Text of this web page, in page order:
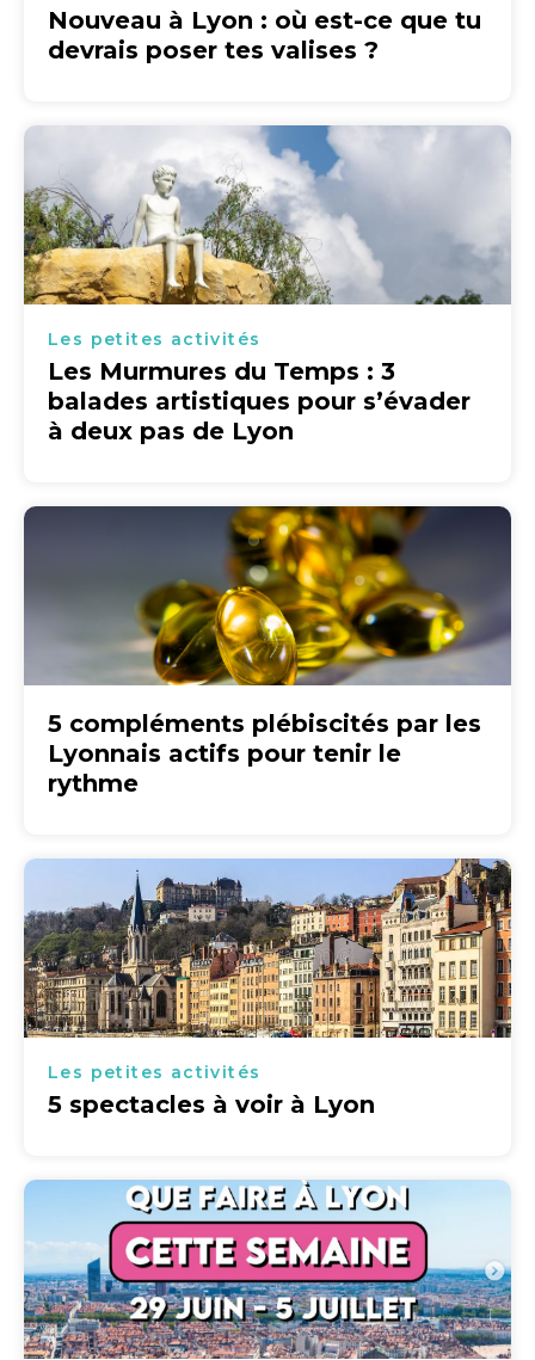
Nouveau à Lyon : où est-ce que tu
devrais poser tes valises ?
Les petites activités
Les Murmures du Temps : 3
balades artistiques pour s’évader
à deux pas de Lyon
5 compléments plébiscités par les
Lyonnais actifs pour tenir le
rythme
Les petites activités
5 spectacles à voir à Lyon